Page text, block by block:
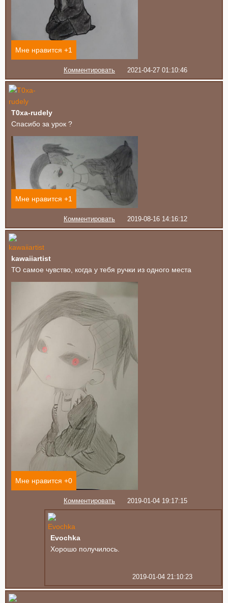
Мне нравится +1
Комментировать 2021-04-27 01:10:46
T0xa-rudely
Спасибо за урок ?
Мне нравится +1
Комментировать 2019-08-16 14:16:12
kawaiiartist
ТО самое чувство, когда у тебя ручки из одного места
Мне нравится +0
Комментировать 2019-01-04 19:17:15
Evochka
Хорошо получилось.
2019-01-04 21:10:23